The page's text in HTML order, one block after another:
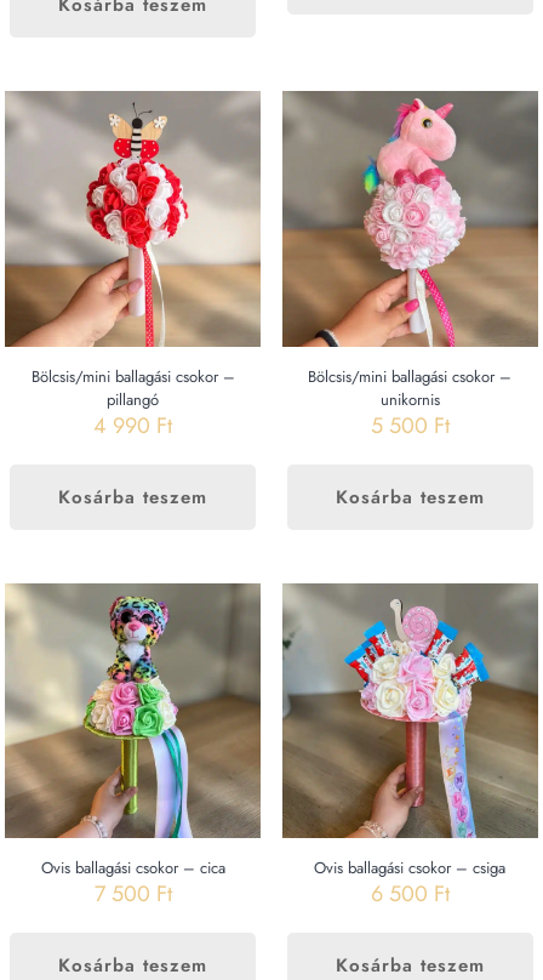
Bölcsis/mini ballagási csokor –
pillangó
4 990 Ft
Kosárba teszem
Bölcsis/mini ballagási csokor –
unikornis
5 500 Ft
Kosárba teszem
Ovis ballagási csokor – cica
7 500 Ft
Kosárba teszem
Ovis ballagási csokor – csiga
6 500 Ft
Kosárba teszem